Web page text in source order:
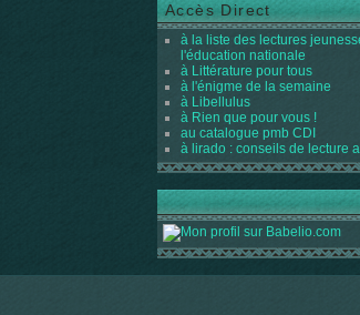
Accès Direct
à la liste des lectures
l'éducation nationale
à Littérature pour tous
à l'énigme de la semaine
à Libellulus
à Rien que pour vous !
au catalogue pmb CDI
à lirado : conseils de lecture